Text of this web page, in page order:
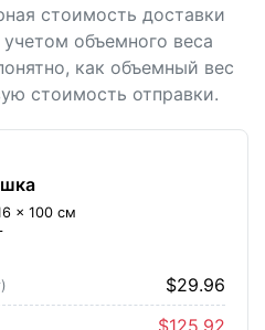
стоимость доставки
объемного веса
как объемный вес
стоимость отправки.
× 100 см
$29.96